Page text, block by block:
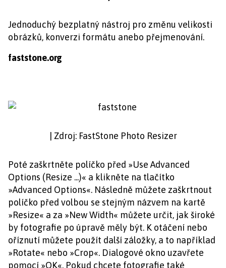
Jednoduchý bezplatný nástroj pro změnu velikosti
obrázků, konverzi formátu anebo přejmenování.
faststone.org
| Zdroj: FastStone Photo Resizer
Poté zaškrtněte políčko před »Use Advanced
Options (Resize ...)« a klikněte na tlačítko
»Advanced Options«. Následně můžete zaškrtnout
políčko před volbou se stejným názvem na kartě
»Resize« a za »New Width« můžete určit, jak široké
by fotografie po úpravě měly být. K otáčení nebo
oříznutí můžete použít další záložky, a to například
»Rotate« nebo »Crop«. Dialogové okno uzavřete
pomocí »OK«. Pokud chcete fotografie také